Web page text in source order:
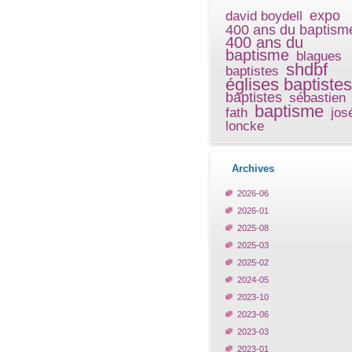
david boydell expo
400 ans du
400 ans du
baptisme blagues
baptistes shdbf
églises baptistes
baptistes sébastien
fath baptisme
loncke
Archives
2026-06
2026-01
2025-08
2025-03
2025-02
2024-05
2023-10
2023-06
2023-03
2023-01